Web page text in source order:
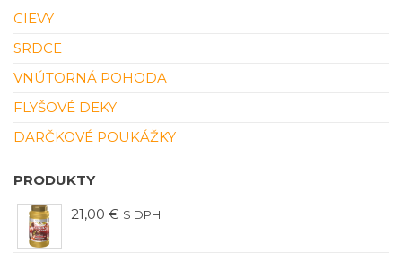
CIEVY
SRDCE
VNÚTORNÁ POHODA
FLYŠOVÉ DEKY
DARČKOVÉ POUKÁŽKY
PRODUKTY
21,00 € S DPH